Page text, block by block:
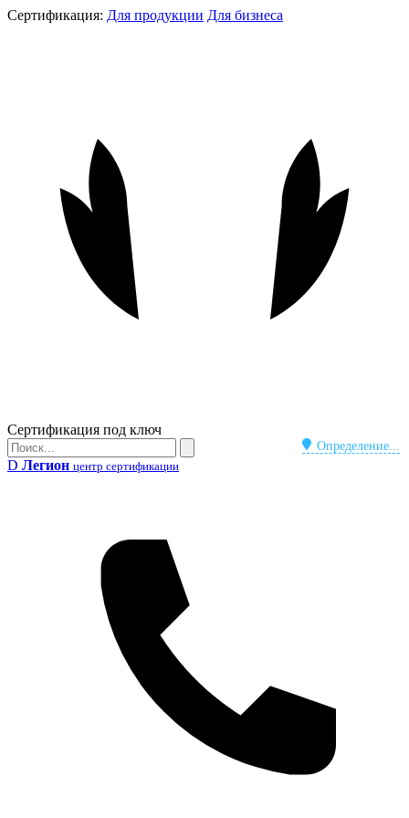
Сертификация: Для продукции Для бизнеса
Бейдж
Сертификация под ключ
Определение...
Поиск
Поиск
D Легион центр сертификации